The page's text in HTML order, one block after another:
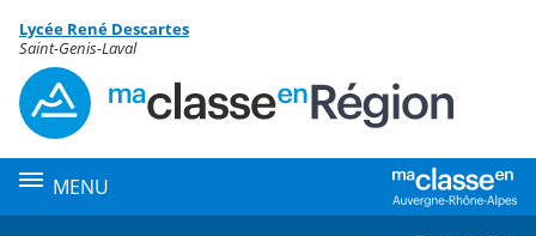
Menu de la rubrique
Contenu
Lycée René Descartes
Saint-Genis-Laval
MENU